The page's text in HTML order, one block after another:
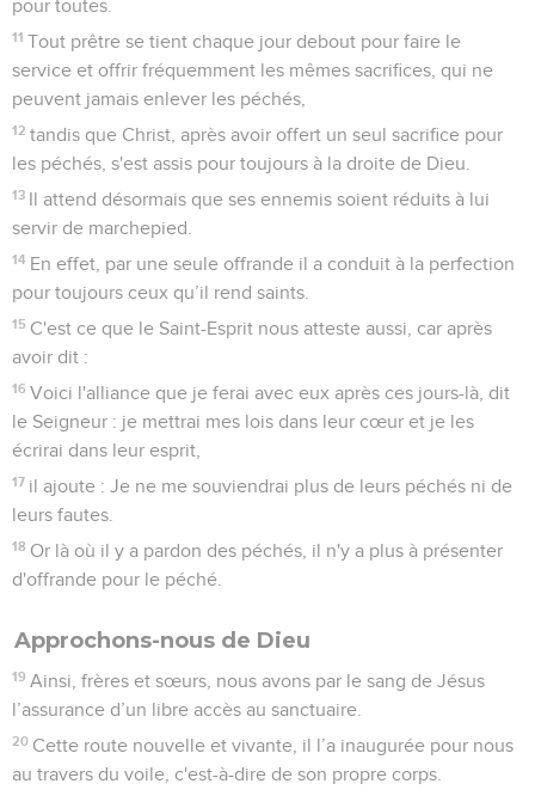
pour toutes.
11 Tout prêtre se tient chaque jour debout pour faire le
service et offrir fréquemment les mêmes sacrifices, qui ne
peuvent jamais enlever les péchés,
12 tandis que Christ, après avoir offert un seul sacrifice pour
les péchés, s'est assis pour toujours à la droite de Dieu.
13 Il attend désormais que ses ennemis soient réduits à lui
servir de marchepied.
14 En effet, par une seule offrande il a conduit à la perfection
pour toujours ceux qu’il rend saints.
15 C'est ce que le Saint-Esprit nous atteste aussi, car après
avoir dit :
16 Voici l'alliance que je ferai avec eux après ces jours-là, dit
le Seigneur : je mettrai mes lois dans leur cœur et je les
écrirai dans leur esprit,
17 il ajoute : Je ne me souviendrai plus de leurs péchés ni de
leurs fautes.
18 Or là où il y a pardon des péchés, il n'y a plus à présenter
d'offrande pour le péché.
Approchons-nous de Dieu
19 Ainsi, frères et sœurs, nous avons par le sang de Jésus
l’assurance d’un libre accès au sanctuaire.
20 Cette route nouvelle et vivante, il l’a inaugurée pour nous
au travers du voile, c'est-à-dire de son propre corps.